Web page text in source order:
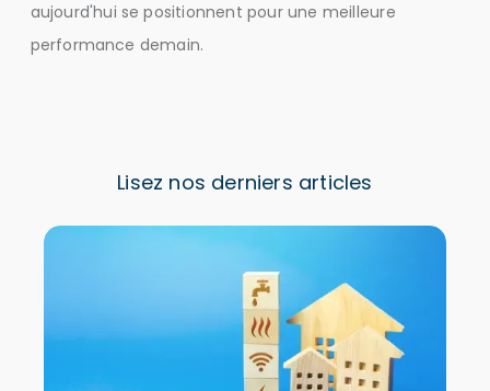
aujourd'hui se positionnent pour une meilleure
performance demain.
Lisez nos derniers articles